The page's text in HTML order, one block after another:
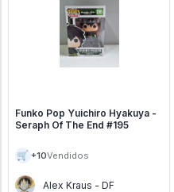
Funko Pop Yuichiro Hyakuya -
Seraph Of The End #195
🛒 +10Vendidos
Alex Kraus - DF